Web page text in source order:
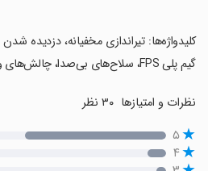
‏کلیدواژه‌ها: تیراندازی مخفیانه، دزدیده
گیم پلی FPS، سلاح‌های بی‌صدا، چالش‌های واقعی.
نظرات و امتیازها
۵
۴